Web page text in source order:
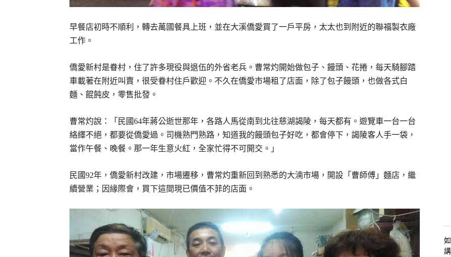
早餐店初時不順利，轉去萬國餐具上班，並在大溪僑愛買了一戶平房，太太也到附近的聯福製衣廠
工作。
僑愛新村是眷村，住了許多現役與退伍的外省老兵。曹常灼開始做包子、饅頭、花捲，每天騎腳踏
車載著在附近叫賣，很受眷村住戶歡迎。不久在僑愛市場租了店面，除了包子饅頭，也做各式白
麵、餛飩皮，零售批發。
曹常灼說：「民國64年蔣公逝世那年，各路人馬從南到北往慈湖謁陵，每天都有。遊覽車一台一台
絡繹不絕，都要從僑愛過。司機熟門熟路，知道我的饅頭包子好吃，都會停下，謁陵客人手一袋，
當作午餐、晚餐。那一年生意火紅，全家忙得不可開交。」
民國92年，僑愛新村改建，市場遷移，曹常灼重新回到熟悉的大湳市場，開設「曹師傅」麵店，繼
續營業；因緣際會，買下這間現已價值不菲的店面。